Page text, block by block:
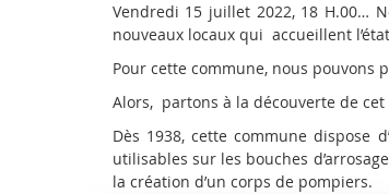
Vendredi 15 juillet 2022, 18 H.00…
nouveaux locaux qui accueillent
Pour cette commune, nous pouvons
Alors, partons à la découverte de
Dès 1938, cette commune dispose
utilisables sur les bouches
la création d’un corps de pompiers.